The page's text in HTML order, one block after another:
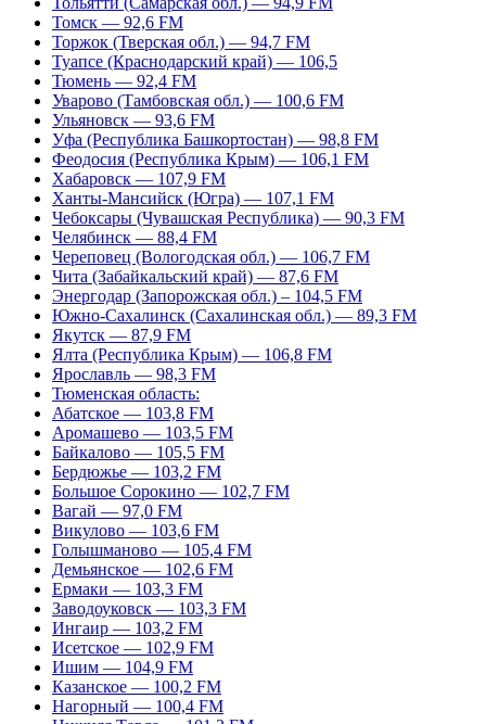
Томск — 92,6 FM
Торжок (Тверская обл.) — 94,7 FM
Туапсе (Краснодарский край) — 106,5
Тюмень — 92,4 FM
Уварово (Тамбовская обл.) — 100,6 FM
Ульяновск — 93,6 FM
Уфа (Республика Башкортостан) — 98,8 FM
Феодосия (Республика Крым) — 106,1 FM
Хабаровск — 107,9 FM
Ханты-Мансийск (Югра) — 107,1 FM
Чебоксары (Чувашская Республика) — 90,3 FM
Челябинск — 88,4 FM
Череповец (Вологодская обл.) — 106,7 FM
Чита (Забайкальский край) — 87,6 FM
Энергодар (Запорожская обл.) – 104,5 FM
Южно-Сахалинск (Сахалинская обл.) — 89,3 FM
Якутск — 87,9 FM
Ялта (Республика Крым) — 106,8 FM
Ярославль — 98,3 FM
Тюменская область:
Абатское — 103,8 FM
Аромашево — 103,5 FM
Байкалово — 105,5 FM
Бердюжье — 103,2 FM
Большое Сорокино — 102,7 FM
Вагай — 97,0 FM
Викулово — 103,6 FM
Голышманово — 105,4 FM
Демьянское — 102,6 FM
Ермаки — 103,3 FM
Заводоуковск — 103,3 FM
Ингаир — 103,2 FM
Исетское — 102,9 FM
Ишим — 104,9 FM
Казанское — 100,2 FM
Нагорный — 100,4 FM